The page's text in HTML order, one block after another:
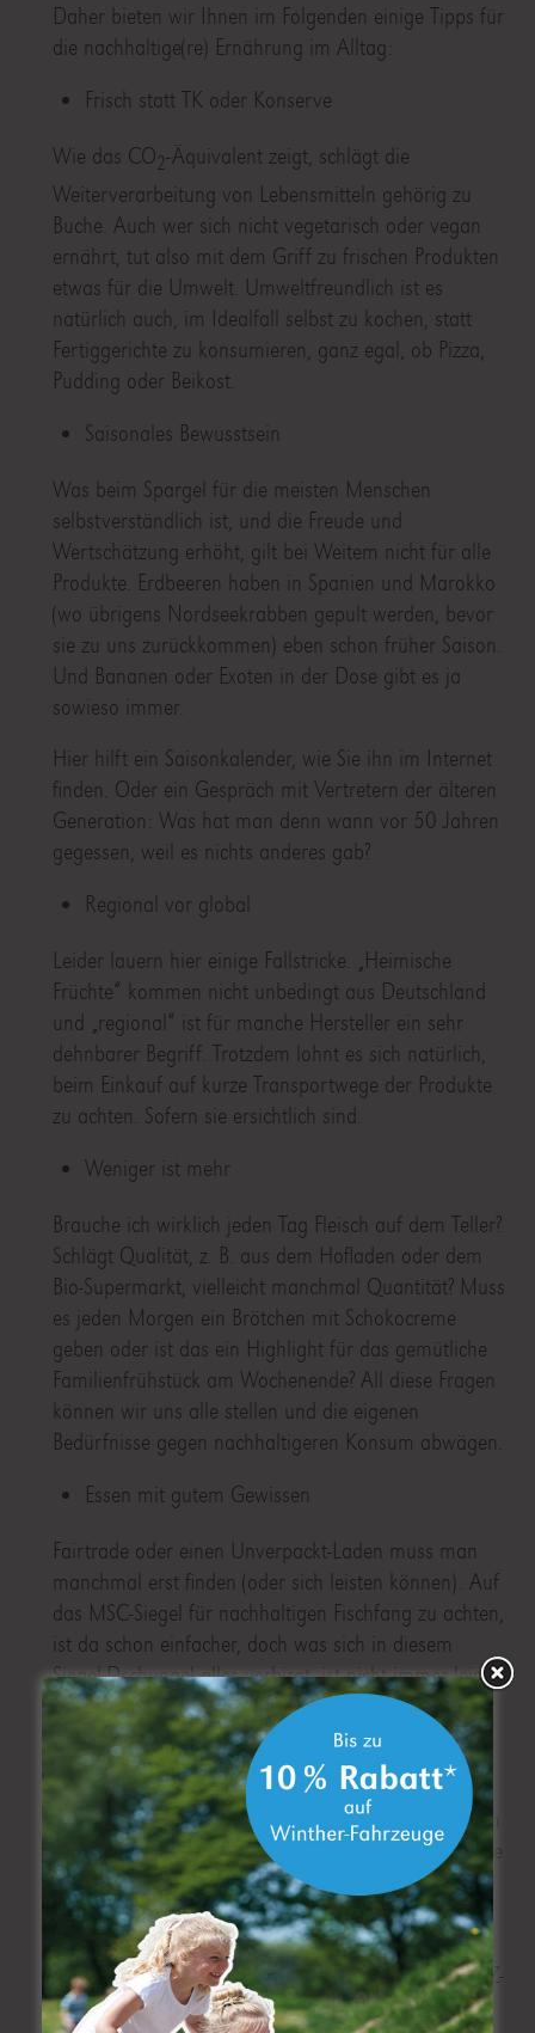
Daher bieten wir Ihnen im Folgenden einige Tipps für
die nachhaltige(re) Ernährung im Alltag:
Frisch statt TK oder Konserve
Wie das CO2-Äquivalent zeigt, schlägt die
Weiterverarbeitung von Lebensmitteln gehörig zu
Buche. Auch wer sich nicht vegetarisch oder vegan
ernährt, tut also mit dem Griff zu frischen Produkten
etwas für die Umwelt. Umweltfreundlich ist es
natürlich auch, im Idealfall selbst zu kochen, statt
Fertiggerichte zu konsumieren, ganz egal, ob Pizza,
Pudding oder Beikost.
Saisonales Bewusstsein
Was beim Spargel für die meisten Menschen
selbstverständlich ist, und die Freude und
Wertschätzung erhöht, gilt bei Weitem nicht für alle
Produkte. Erdbeeren haben in Spanien und Marokko
(wo übrigens Nordseekrabben gepult werden, bevor
sie zu uns zurückkommen) eben schon früher Saison.
Und Bananen oder Exoten in der Dose gibt es ja
sowieso immer.
Hier hilft ein Saisonkalender, wie Sie ihn im Internet
finden. Oder ein Gespräch mit Vertretern der älteren
Generation: Was hat man denn wann vor 50 Jahren
gegessen, weil es nichts anderes gab?
Regional vor global
Leider lauern hier einige Fallstricke. „Heimische
Früchte“ kommen nicht unbedingt aus Deutschland
und „regional“ ist für manche Hersteller ein sehr
dehnbarer Begriff. Trotzdem lohnt es sich natürlich,
beim Einkauf auf kurze Transportwege der Produkte
zu achten. Sofern sie ersichtlich sind.
Weniger ist mehr
Brauche ich wirklich jeden Tag Fleisch auf dem Teller?
Schlägt Qualität, z. B. aus dem Hofladen oder dem
Bio-Supermarkt, vielleicht manchmal Quantität? Muss
es jeden Morgen ein Brötchen mit Schokocreme
geben oder ist das ein Highlight für das gemütliche
Familienfrühstück am Wochenende? All diese Fragen
können wir uns alle stellen und die eigenen
Bedürfnisse gegen nachhaltigeren Konsum abwägen.
Essen mit gutem Gewissen
Fairtrade oder einen Unverpackt-Laden muss man
manchmal erst finden (oder sich leisten können). Auf
das MSC-Siegel für nachhaltigen Fischfang zu achten,
ist da schon einfacher, doch was sich in diesem
Siegel-Dschungel alles verbirgt, ist nicht immer leicht
durchschaubar.
Ob Haltungsstufe 4 tatsächlich glückliche Schweine,
Kühe, Puten usw. hervorbringt, darf (und muss)
bezweifelt werden. Faire, sichere Arbeitsbedingungen
und nachhaltige Produktion in Ehren – aber muss die
Schokolade aus Nicaragua nicht trotzdem immer
noch das Weltmeer überqueren, bis wir uns daran
erfreuen können? Übrigens befinden sich auch in
UTZ-zertifizierter Schokolade teilweise nur 30 % UTZ-
zertifizierte Kakaobohnen aus fairem Anbau –